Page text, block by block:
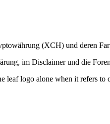
(XCH) und deren
im Disclaimer und die
alone when it refers to or